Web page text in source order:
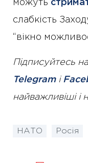
можуть
слабкість
“вікно
Підписуйтесь
Telegramі
найважливіші і
НАТО Росія